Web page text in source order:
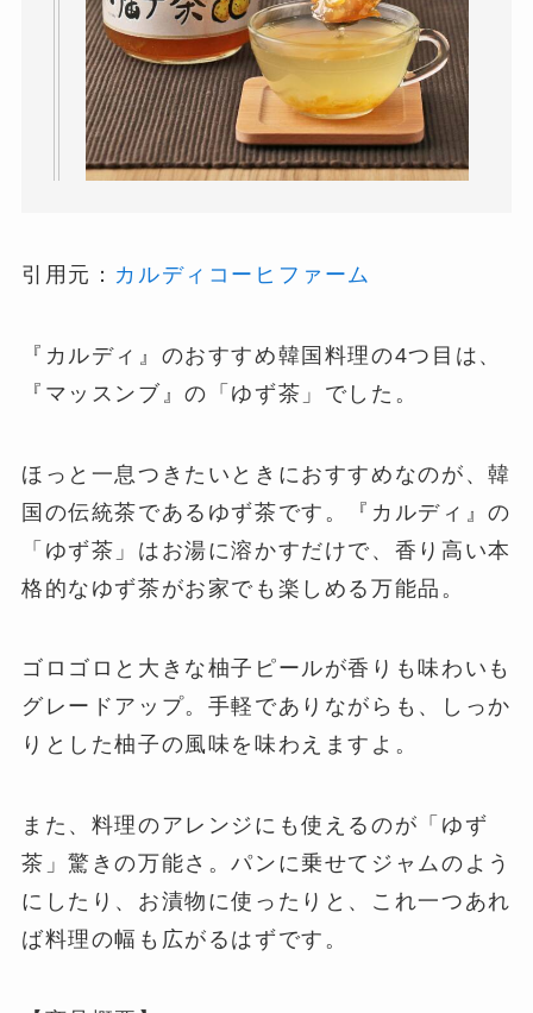
引用元： カルディコーヒファーム
『カルディ』のおすすめ韓国料理の4つ目は、
『マッスンブ』の「ゆず茶」でした。
ほっと一息つきたいときにおすすめなのが、韓
国の伝統茶であるゆず茶です。『カルディ』の
「ゆず茶」はお湯に溶かすだけで、香り高い本
格的なゆず茶がお家でも楽しめる万能品。
ゴロゴロと大きな柚子ピールが香りも味わいも
グレードアップ。手軽でありながらも、しっか
りとした柚子の風味を味わえますよ。
また、料理のアレンジにも使えるのが「ゆず
茶」驚きの万能さ。パンに乗せてジャムのよう
にしたり、お漬物に使ったりと、これ一つあれ
ば料理の幅も広がるはずです。